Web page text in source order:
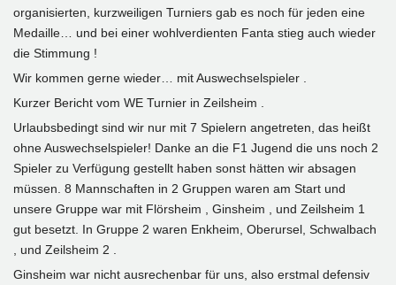
organisierten, kurzweiligen Turniers gab es noch für jeden eine
Medaille… und bei einer wohlverdienten Fanta stieg auch wieder
die Stimmung !
Wir kommen gerne wieder… mit Auswechselspieler .
Kurzer Bericht vom WE Turnier in Zeilsheim .
Urlaubsbedingt sind wir nur mit 7 Spielern angetreten, das heißt
ohne Auswechselspieler! Danke an die F1 Jugend die uns noch 2
Spieler zu Verfügung gestellt haben sonst hätten wir absagen
müssen. 8 Mannschaften in 2 Gruppen waren am Start und
unsere Gruppe war mit Flörsheim , Ginsheim , und Zeilsheim 1
gut besetzt. In Gruppe 2 waren Enkheim, Oberursel, Schwalbach
, und Zeilsheim 2 .
Ginsheim war nicht ausrechenbar für uns, also erstmal defensiv